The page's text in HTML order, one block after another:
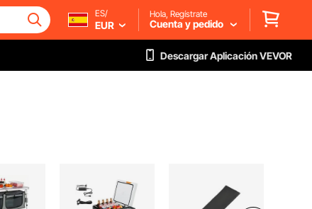
ES/
EUR
Hola, Regístrate
Cuenta y pedido
Descargar Aplicación VEVOR